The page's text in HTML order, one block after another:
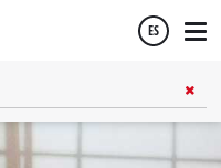
ES